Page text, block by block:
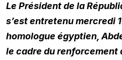
Le Président de la
s’est entretenu mercredi
homologue égyptien,
le cadre du renforcement